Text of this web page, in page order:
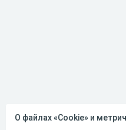
О файлах «Cookie» и